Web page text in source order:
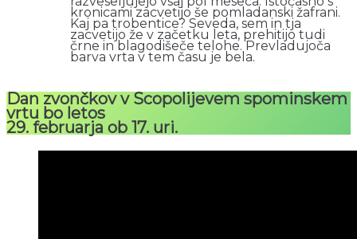
kronicami zacvetijo še pomladanski žafrani.
Kaj pa trobentice? Seveda, sem in tja
zacvetijo že v začetku leta, prehitijo tudi
črne in blagodišeče telohe. Prevladujoča
barva vrta v tem času je bela.
Dan zvončkov v Scopolijevem spominskem
vrtu bo letos
29. februarja ob 17. uri.